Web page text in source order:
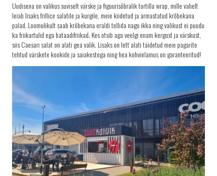
Uudisena on valikus suviselt värske ja figuurisõbralik tortilla wrap, mille vahelt
leiab lisaks frillice salatile ja kurgile, meie kiidetud ja armastatud krõbekana
palad. Loomulikult saab krõbekana eraldi tellida nagu ikka ning valikust ei puudu
ka friikartulid ega bataadifriikad. Kes otsib aga veelgi enam kergust ja värskust,
siis Caesari salat on alati gea valik. Lisaks on lett alati täidetud meie pagarite
tehtud värskete kookide ja saiakestega ning hea kohvielamus on garanteeritud!